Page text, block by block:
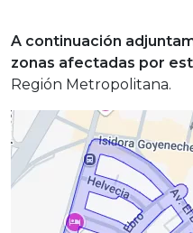
A continuación
zonas afectadas por
Región Metropolitana.